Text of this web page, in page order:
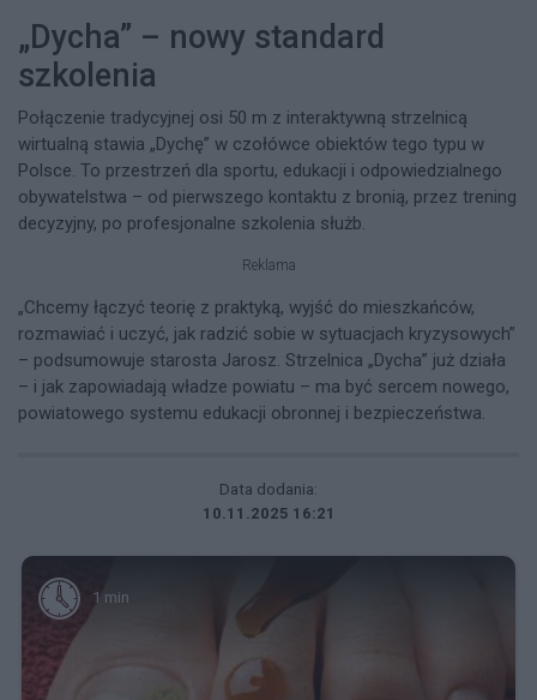
„Dycha” – nowy standard
szkolenia
Połączenie tradycyjnej osi 50 m z interaktywną strzelnicą
wirtualną stawia „Dychę” w czołówce obiektów tego typu w
Polsce. To przestrzeń dla sportu, edukacji i odpowiedzialnego
obywatelstwa – od pierwszego kontaktu z bronią, przez trening
decyzyjny, po profesjonalne szkolenia służb.​
Reklama
„Chcemy łączyć teorię z praktyką, wyjść do mieszkańców,
rozmawiać i uczyć, jak radzić sobie w sytuacjach kryzysowych”
– podsumowuje starosta Jarosz. Strzelnica „Dycha” już działa
– i jak zapowiadają władze powiatu – ma być sercem nowego,
powiatowego systemu edukacji obronnej i bezpieczeństwa.
Data dodania:
10.11.2025 16:21
1 min